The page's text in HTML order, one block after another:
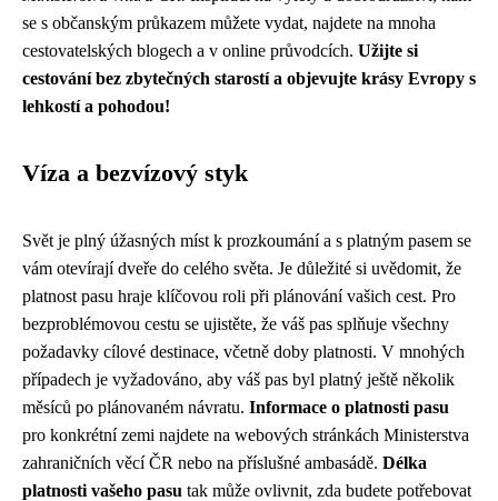
se s občanským průkazem můžete vydat, najdete na mnoha
cestovatelských blogech a v online průvodcích. Užijte si
cestování bez zbytečných starostí a objevujte krásy Evropy s
lehkostí a pohodou!
Víza a bezvízový styk
Svět je plný úžasných míst k prozkoumání a s platným pasem se
vám otevírají dveře do celého světa. Je důležité si uvědomit, že
platnost pasu hraje klíčovou roli při plánování vašich cest. Pro
bezproblémovou cestu se ujistěte, že váš pas splňuje všechny
požadavky cílové destinace, včetně doby platnosti. V mnohých
případech je vyžadováno, aby váš pas byl platný ještě několik
měsíců po plánovaném návratu. Informace o platnosti pasu
pro konkrétní zemi najdete na webových stránkách Ministerstva
zahraničních věcí ČR nebo na příslušné ambasádě. Délka
platnosti vašeho pasu tak může ovlivnit, zda budete potřebovat